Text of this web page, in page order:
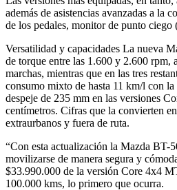
además de asistencias avanzadas a
de los pedales, monitor de punto
Versatilidad y capacidades La nueva
de torque entre las 1.600 y 2.600 rpm,
marchas, mientras que en las tres
consumo mixto de hasta 11 km/l con
despeje de 235 mm en las versiones
centímetros. Cifras que la convierten
extraurbanos y fuera de ruta.
“Con esta actualización la Mazda BT-
movilizarse de manera segura y
$33.990.000 de la versión Core 4x4
100.000 kms, lo primero que ocurra.